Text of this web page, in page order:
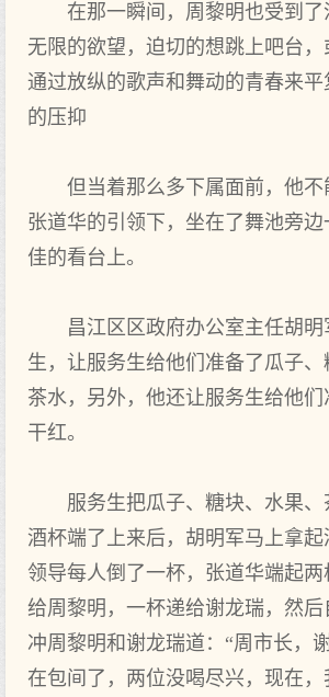
在那一瞬间，周黎明也受到了
无限的欲望，迫切的想跳上吧台，
通过放纵的歌声和舞动的青春来
的压抑
但当着那么多下属面前，他不
张道华的引领下，坐在了舞池旁
佳的看台上。
昌江区区政府办公室主任胡明
生，让服务生给他们准备了瓜子
茶水，另外，他还让服务生给他
干红。
服务生把瓜子、糖块、水果、
酒杯端了上来后，胡明军马上拿
领导每人倒了一杯，张道华端起
给周黎明，一杯递给谢龙瑞，然后
冲周黎明和谢龙瑞道：“周市长，
在包间了，两位没喝尽兴，现在